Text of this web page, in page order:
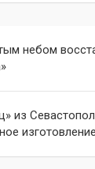
небом
из